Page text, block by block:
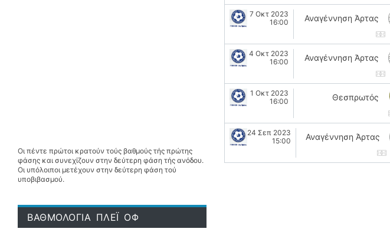
7 Οκτ 2023
16:00
Αναγέννηση Άρτας
4 Οκτ 2023
16:00
Αναγέννηση Άρτας
1 Οκτ 2023
16:00
Θεσπρωτός
24 Σεπ 2023
15:00
Αναγέννηση Άρτας
Οι πέντε πρώτοι κρατούν τούς βαθμούς τής πρώτης
φάσης και συνεχίζουν στην δεύτερη φάση τής ανόδου.
Οι υπόλοιποι μετέχουν στην δεύτερη φάση τού
υποβιβασμού.
ΒΑΘΜΟΛΟΓΙΑ ΠΛΕΪ ΟΦ